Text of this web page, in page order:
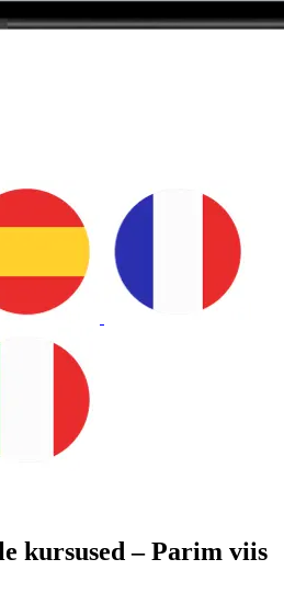
kursused – Parim viis